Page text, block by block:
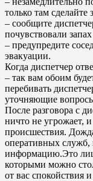
только там сделайте
– сообщите
почувствовали запах
– предупредите
эвакуации.
Когда диспетчер
– так вам обоим
перебивать
уточняющие
После разговора с
ничто не угрожает,
происшествия.
оперативных служб,
информацию.Это
которыми можно
от вас спокойствия